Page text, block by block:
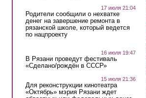
17 июля 21:04
Родители сообщили о нехватке
денег на завершение ремонта в
рязанской школе, который ведется
по нацпроекту
16 июля 19:47
В Рязани проведут фестиваль
«Сделано/рождён в СССР»
15 июля 21:36
Для реконструкции кинотеатра
«Октябрь» мэрия Рязани ждет